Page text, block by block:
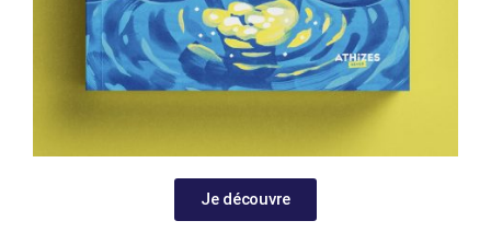
Je découvre